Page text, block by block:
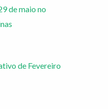
de maio no
de Fevereiro